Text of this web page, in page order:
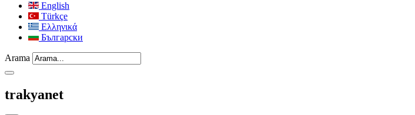
English
Türkçe
Ελληνικά
Български
Arama
trakyanet